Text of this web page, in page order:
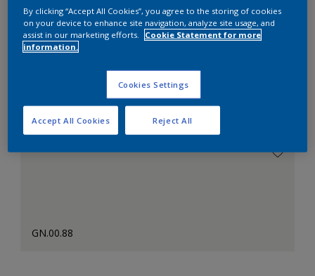
Suggestions
d'Harmonies
Le Blanc Parfait
GN.00.88
By clicking “Accept All Cookies”, you agree to the storing of cookies
on your device to enhance site navigation, analyze site usage, and
assist in our marketing efforts.
Cookie Statement for more
information.
Cookies Settings
Reject All
Accept All Cookies